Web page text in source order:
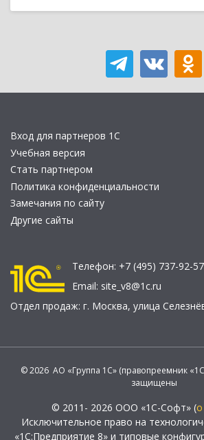
Вход для партнеров 1С
Учебная версия
Стать партнером
Политика конфиденциальности
Замечания по сайту
Другие сайты
Телефон: +7 (495) 737-92-57
Email: site_v8@1c.ru
Отдел продаж: г. Москва, улица
© 2026 АО «Группа 1С» (правопреемник
защищены
© 2011- 2026 ООО «1С-Софт» (
Исключительное право на
«1С:Предприятие 8» и типовые